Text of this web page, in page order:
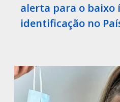
alerta para o baixo
identificação no